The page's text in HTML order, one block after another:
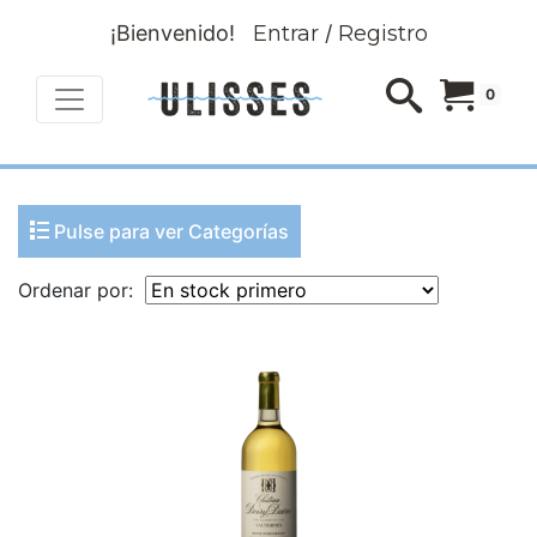
¡Bienvenido! Entrar/ Registro
0
Pulse para ver Categorías
Ordenar por: